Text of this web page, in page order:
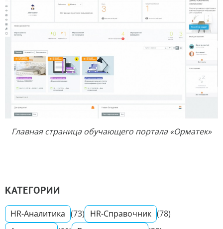
Главная страница обучающего портала «Орматек»
КАТЕГОРИИ
HR-Аналитика (73) HR-Справочник (78)